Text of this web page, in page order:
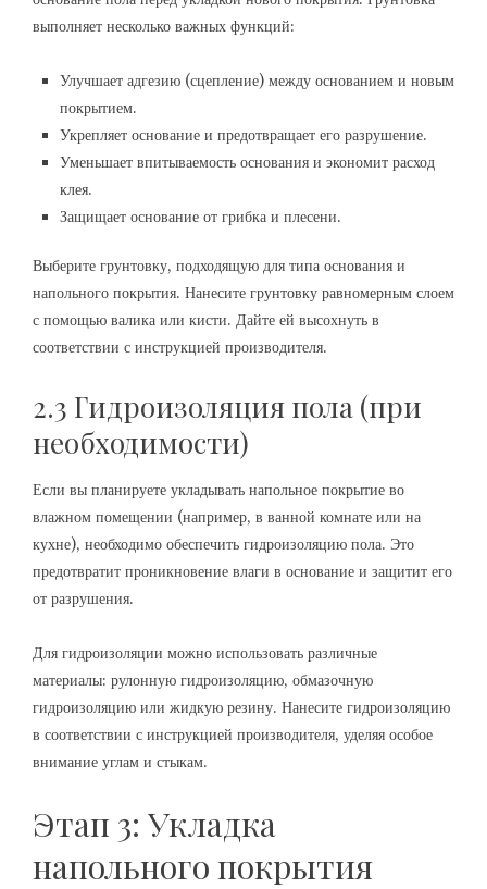
выполняет несколько важных функций:
Улучшает адгезию (сцепление) между основанием и новым
покрытием.
Укрепляет основание и предотвращает его разрушение.
Уменьшает впитываемость основания и экономит расход
клея.
Защищает основание от грибка и плесени.
Выберите грунтовку, подходящую для типа основания и
напольного покрытия. Нанесите грунтовку равномерным слоем
с помощью валика или кисти. Дайте ей высохнуть в
соответствии с инструкцией производителя.
2.3 Гидроизоляция пола (при
необходимости)
Если вы планируете укладывать напольное покрытие во
влажном помещении (например, в ванной комнате или на
кухне), необходимо обеспечить гидроизоляцию пола. Это
предотвратит проникновение влаги в основание и защитит его
от разрушения.
Для гидроизоляции можно использовать различные
материалы: рулонную гидроизоляцию, обмазочную
гидроизоляцию или жидкую резину. Нанесите гидроизоляцию
в соответствии с инструкцией производителя, уделяя особое
внимание углам и стыкам.
Этап 3: Укладка
напольного покрытия